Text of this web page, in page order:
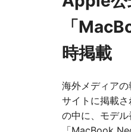
「
時掲載
海外メディア
サイトに掲載
の中に、モデ